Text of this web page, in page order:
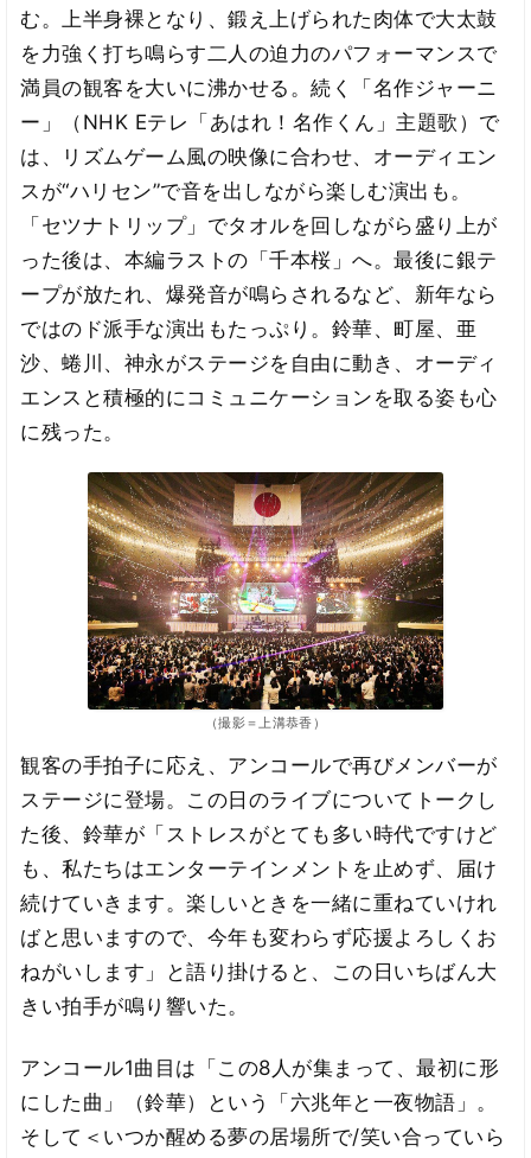
む。上半身裸となり、鍛え上げられた肉体で大太鼓
を力強く打ち鳴らす二人の迫力のパフォーマンスで
満員の観客を大いに沸かせる。続く「名作ジャーニ
ー」（NHK Eテレ「あはれ！名作くん」主題歌）で
は、リズムゲーム風の映像に合わせ、オーディエン
スが“ハリセン”で音を出しながら楽しむ演出も。
「セツナトリップ」でタオルを回しながら盛り上が
った後は、本編ラストの「千本桜」へ。最後に銀テ
ープが放たれ、爆発音が鳴らされるなど、新年なら
ではのド派手な演出もたっぷり。鈴華、町屋、亜
沙、蜷川、神永がステージを自由に動き、オーディ
エンスと積極的にコミュニケーションを取る姿も心
に残った。
（撮影＝上溝恭香）
観客の手拍子に応え、アンコールで再びメンバーが
ステージに登場。この日のライブについてトークし
た後、鈴華が「ストレスがとても多い時代ですけど
も、私たちはエンターテインメントを止めず、届け
続けていきます。楽しいときを一緒に重ねていけれ
ばと思いますので、今年も変わらず応援よろしくお
ねがいします」と語り掛けると、この日いちばん大
きい拍手が鳴り響いた。
アンコール1曲目は「この8人が集まって、最初に形
にした曲」（鈴華）という「六兆年と一夜物語」。
そして＜いつか醒める夢の居場所で/笑い合っていら